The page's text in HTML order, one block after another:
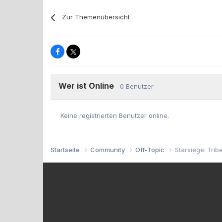
Zur Themenübersicht
Wer ist Online 0 Benutzer
Keine registrierten Benutzer online.
Startseite Community Off-Topic Starsiege: